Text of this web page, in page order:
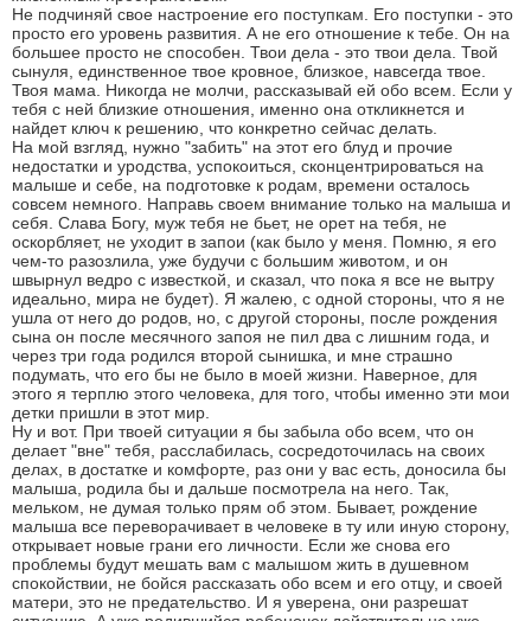
Не подчиняй свое настроение его поступкам. Его поступки - это
просто его уровень развития. А не его отношение к тебе. Он на
большее просто не способен. Твои дела - это твои дела. Твой
сынуля, единственное твое кровное, близкое, навсегда твое.
Твоя мама. Никогда не молчи, рассказывай ей обо всем. Если у
тебя с ней близкие отношения, именно она откликнется и
найдет ключ к решению, что конкретно сейчас делать.
На мой взгляд, нужно "забить" на этот его блуд и прочие
недостатки и уродства, успокоиться, сконцентрироваться на
малыше и себе, на подготовке к родам, времени осталось
совсем немного. Направь своем внимание только на малыша и
себя. Слава Богу, муж тебя не бьет, не орет на тебя, не
оскорбляет, не уходит в запои (как было у меня. Помню, я его
чем-то разозлила, уже будучи с большим животом, и он
швырнул ведро с известкой, и сказал, что пока я все не вытру
идеально, мира не будет). Я жалею, с одной стороны, что я не
ушла от него до родов, но, с другой стороны, после рождения
сына он после месячного запоя не пил два с лишним года, и
через три года родился второй сынишка, и мне страшно
подумать, что его бы не было в моей жизни. Наверное, для
этого я терплю этого человека, для того, чтобы именно эти мои
детки пришли в этот мир.
Ну и вот. При твоей ситуации я бы забыла обо всем, что он
делает "вне" тебя, расслабилась, сосредоточилась на своих
делах, в достатке и комфорте, раз они у вас есть, доносила бы
малыша, родила бы и дальше посмотрела на него. Так,
мельком, не думая только прям об этом. Бывает, рождение
малыша все переворачивает в человеке в ту или иную сторону,
открывает новые грани его личности. Если же снова его
проблемы будут мешать вам с малышом жить в душевном
спокойствии, не бойся рассказать обо всем и его отцу, и своей
матери, это не предательство. И я уверена, они разрешат